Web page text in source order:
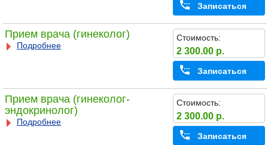
Записаться
Прием врача (гинеколог)
Подробнее
Стоимость:
2 300.00 р.
Записаться
Прием врача (гинеколог-
эндокринолог)
Подробнее
Стоимость:
2 300.00 р.
Записаться